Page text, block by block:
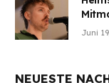
Juni
NEUESTE